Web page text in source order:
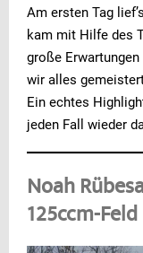
Am ersten Tag
kam mit Hilfe des
große
wir alles
Ein echtes
jeden Fall wieder
Noah
125ccm-Feld